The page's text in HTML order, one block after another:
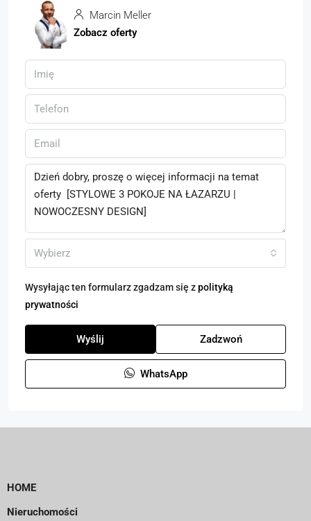
Marcin Meller
Zobacz oferty
Wybierz
Wysyłając ten formularz zgadzam się zpolityką
prywatności
Wyślij Zadzwoń
WhatsApp
HOME
Nieruchomości